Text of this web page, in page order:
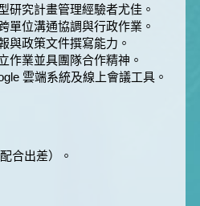
研究計畫管理經驗者尤佳。
單位溝通協調與行政作業。
與政策文件撰寫能力。
作業並具團隊合作精神。
雲端系統及線上會議工具。
合出差）。